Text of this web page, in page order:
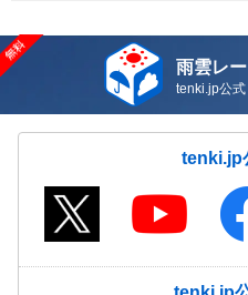
雨雲レ
tenki.jp公
tenki.jp